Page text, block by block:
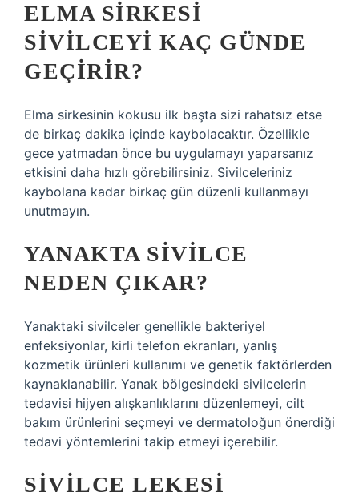
ELMA SIRKESI
SIVILCEYI KAÇ GÜNDE
GEÇIRIR?
Elma sirkesinin kokusu ilk başta sizi rahatsız etse
de birkaç dakika içinde kaybolacaktır. Özellikle
gece yatmadan önce bu uygulamayı yaparsanız
etkisini daha hızlı görebilirsiniz. Sivilceleriniz
kaybolana kadar birkaç gün düzenli kullanmayı
unutmayın.
YANAKTA SIVILCE
NEDEN ÇIKAR?
Yanaktaki sivilceler genellikle bakteriyel
enfeksiyonlar, kirli telefon ekranları, yanlış
kozmetik ürünleri kullanımı ve genetik faktörlerden
kaynaklanabilir. Yanak bölgesindeki sivilcelerin
tedavisi hijyen alışkanlıklarını düzenlemeyi, cilt
bakım ürünlerini seçmeyi ve dermatoloğun önerdiği
tedavi yöntemlerini takip etmeyi içerebilir.
SIVILCE LEKESI